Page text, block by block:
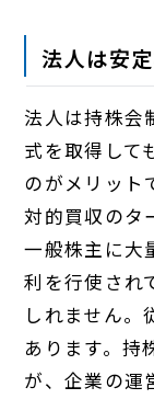
法人は安
法人は持株会
式を取得して
のがメリット
対的買収のタ
一般株主に大
利を行使され
しれません。
あります。持
が、企業の運